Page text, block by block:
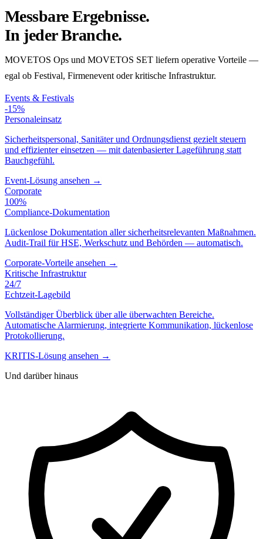
Messbare Ergebnisse.
In jeder Branche.
MOVETOS Ops und MOVETOS SET liefern operative Vorteile —
egal ob Festival, Firmenevent oder kritische Infrastruktur.
Events & Festivals
-15%
Personaleinsatz
Sicherheitspersonal, Sanitäter und Ordnungsdienst gezielt steuern
und effizienter einsetzen — mit datenbasierter Lageführung statt
Bauchgefühl.
Event-Lösung ansehen →
Corporate
100%
Compliance-Dokumentation
Lückenlose Dokumentation aller sicherheitsrelevanten Maßnahmen.
Audit-Trail für HSE, Werkschutz und Behörden — automatisch.
Corporate-Vorteile ansehen →
Kritische Infrastruktur
24/7
Echtzeit-Lagebild
Vollständiger Überblick über alle überwachten Bereiche.
Automatische Alarmierung, integrierte Kommunikation, lückenlose
Protokollierung.
KRITIS-Lösung ansehen →
Und darüber hinaus